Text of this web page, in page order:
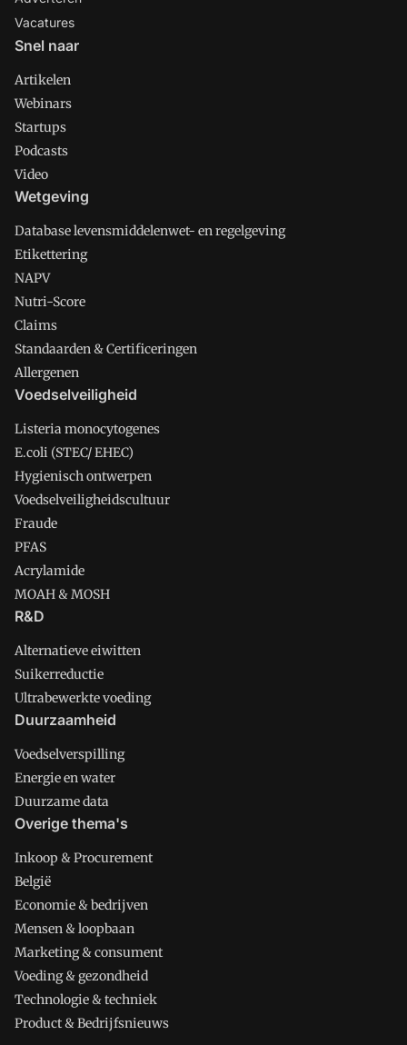
Vacatures
Snel naar
Artikelen
Webinars
Startups
Podcasts
Video
Wetgeving
Database levensmiddelenwet- en regelgeving
Etikettering
NAPV
Nutri-Score
Claims
Standaarden & Certificeringen
Allergenen
Voedselveiligheid
Listeria monocytogenes
E.coli (STEC/ EHEC)
Hygienisch ontwerpen
Voedselveiligheidscultuur
Fraude
PFAS
Acrylamide
MOAH & MOSH
R&D
Alternatieve eiwitten
Suikerreductie
Ultrabewerkte voeding
Duurzaamheid
Voedselverspilling
Energie en water
Duurzame data
Overige thema's
Inkoop & Procurement
België
Economie & bedrijven
Mensen & loopbaan
Marketing & consument
Voeding & gezondheid
Technologie & techniek
Product & Bedrijfsnieuws